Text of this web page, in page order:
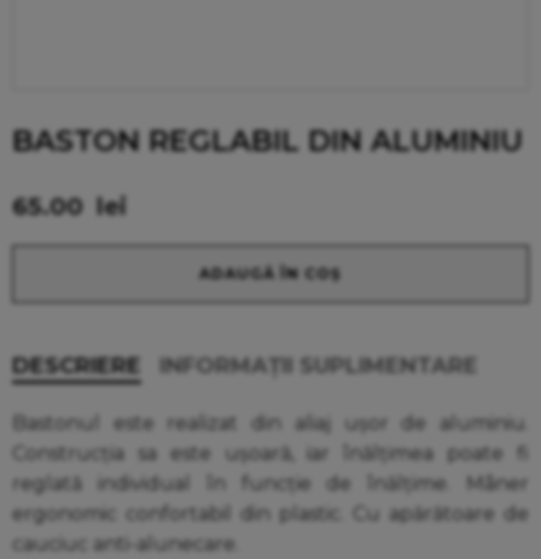
BASTON REGLABIL DIN ALUMINIU
65.00 lei
ADAUGĂ ÎN COȘ
DESCRIERE INFORMAȚII SUPLIMENTARE
Bastonul este realizat din aliaj ușor de aluminiu.
Construcția sa este ușoară, iar înălțimea poate fi
reglată individual în funcție de înălțime. Mâner
ergonomic confortabil din plastic. Cu apărătoare de
cauciuc anti-alunecare.